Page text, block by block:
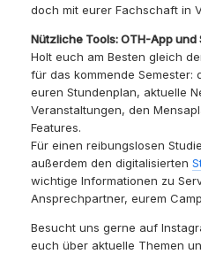
doch mit eurer Fachschaft in
Nützliche Tools: OTH-App
Holt euch am Besten gleich
für das kommende Semester:
euren Stundenplan, aktuelle
Veranstaltungen, den
Features.
Für einen reibungslosen
außerdem den digitalisierten
wichtige Informationen zu
Ansprechpartner, eurem
Besucht uns gerne auf
euch über aktuelle Themen